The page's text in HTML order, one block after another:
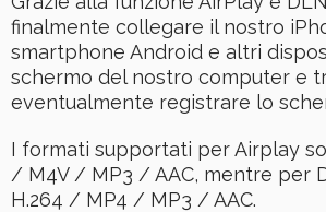
finalmente collegare il nostro
smartphone Android e altri
schermo del nostro computer e
eventualmente registrare lo
I formati supportati per Airplay
/ M4V / MP3 / AAC, mentre per
H.264 / MP4 / MP3 / AAC.